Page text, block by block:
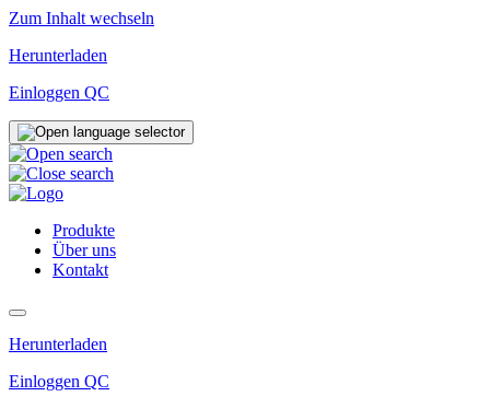
Zum Inhalt wechseln
Herunterladen
Einloggen QC
Produkte
Über uns
Kontakt
Herunterladen
Einloggen QC